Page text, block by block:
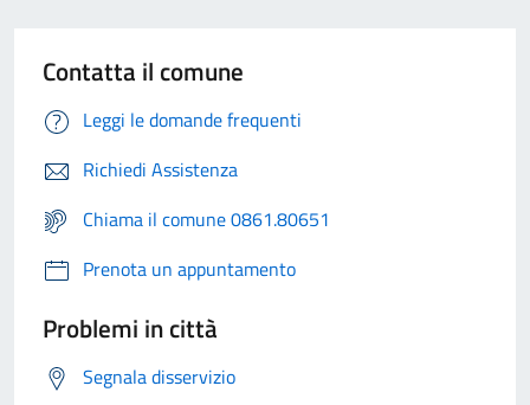
Contatta il comune
Leggi le domande frequenti
Richiedi Assistenza
Chiama il comune 0861.80651
Prenota un appuntamento
Problemi in città
Segnala disservizio